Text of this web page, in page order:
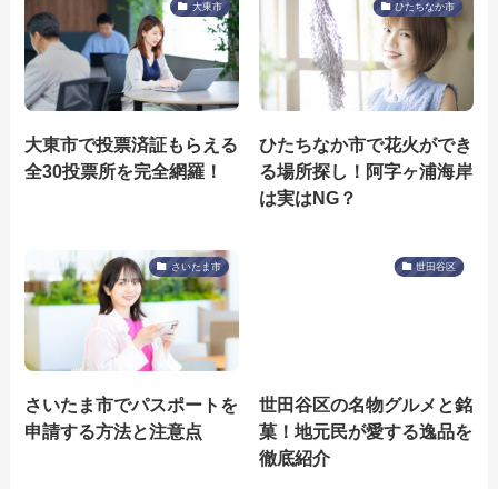
大東市
大東市で投票済証もらえる
全30投票所を完全網羅！
ひたちなか市
ひたちなか市で花火ができ
る場所探し！阿字ヶ浦海岸
は実はNG？
さいたま市
さいたま市でパスポートを
申請する方法と注意点
世田谷区
世田谷区の名物グルメと銘
菓！地元民が愛する逸品を
徹底紹介